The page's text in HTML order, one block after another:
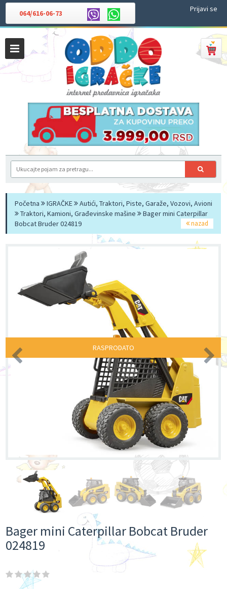
064/616-06-73 Prijavi se
Početna IGRAČKE
Autići, Traktori, Piste, Garaže, Vozovi, Avioni
Traktori, Kamioni, Građevinske mašine
Bager mini Caterpillar
Bobcat Bruder 024819
nazad
RASPRODATO
Bager mini Caterpillar Bobcat Bruder
024819